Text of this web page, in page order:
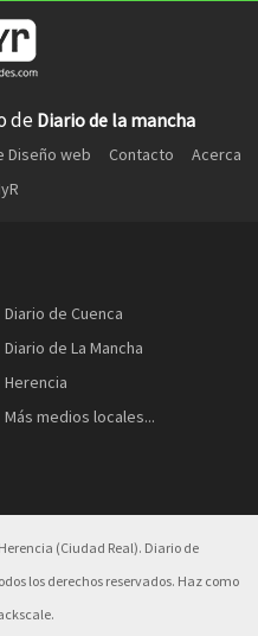
de Diario de la mancha
Diseño web Contacto
Acerca
Diario de Cuenca
Diario de La Mancha
Herencia
Más medios locales...
(Ciudad Real). Diario de
los derechos reservados. Haz como